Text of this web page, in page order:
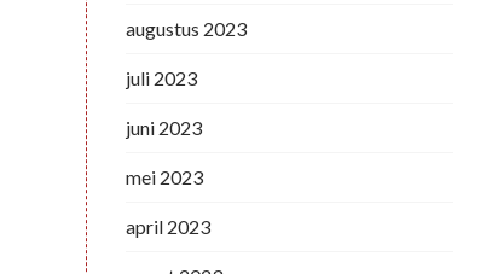
augustus 2023
juli 2023
juni 2023
mei 2023
april 2023